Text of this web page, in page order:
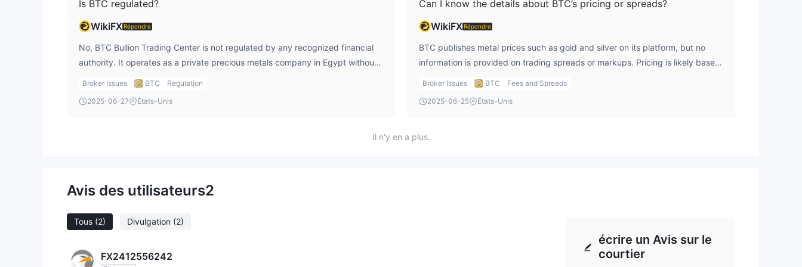
Is BTC regulated?
WikiFXRépondre
No, BTC Bullion Trading Center is not regulated by any recognized financial
authority. It operates as a private precious metals company in Egypt without
official financial supervision.
Broker Issues BTC
Regulation
2025-06-27
États-Unis
Can I know the details about BTC’s pricing or spreads?
WikiFXRépondre
BTC publishes metal prices such as gold and silver on its platform, but no
information is provided on trading spreads or markups. Pricing is likely based
on spot market rates with internal margins.
Broker Issues BTC
Fees and Spreads
2025-06-25
États-Unis
Il n'y en a plus.
Avis des utilisateurs2
Tous (2) Divulgation (2)
FX2412556242
écrire un Avis sur le
courtier